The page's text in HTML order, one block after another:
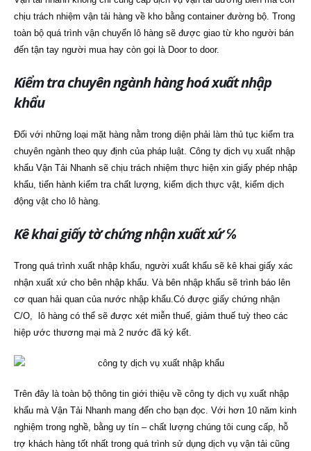
chịu trách nhiệm vận tải hàng về kho bằng container đường bộ. Trong
toàn bộ quá trình vận chuyển lô hàng sẽ được giao từ kho người bán
đến tận tay người mua hay còn gọi là Door to door.
Kiểm tra chuyên ngành hàng hoá xuất nhập
khẩu
Đối với những loại mặt hàng nằm trong diện phải làm thủ tục kiểm tra
chuyên ngành theo quy định của pháp luật. Công ty dịch vụ xuất nhập
khẩu Vận Tải Nhanh sẽ chịu trách nhiệm thực hiện xin giấy phép nhập
khẩu, tiến hành kiểm tra chất lượng, kiểm dịch thực vật, kiểm dịch
động vật cho lô hàng.
Kê khai giấy tờ chứng nhận xuất xứ ℅
Trong quá trình xuất nhập khẩu, người xuất khẩu sẽ kê khai giấy xác
nhận xuất xứ cho bên nhập khẩu. Và bên nhập khẩu sẽ trình báo lên
cơ quan hải quan của nước nhập khẩu.Có được giấy chứng nhận
C/O, lô hàng có thể sẽ được xét miễn thuế, giảm thuế tuỳ theo các
hiệp ước thương mại mà 2 nước đã ký kết.
Trên đây là toàn bộ thông tin giới thiệu về công ty dịch vụ xuất nhập
khẩu mà Vận Tải Nhanh mang đến cho bạn đọc. Với hơn 10 năm kinh
nghiệm trong nghề, bằng uy tín – chất lượng chúng tôi cung cấp, hỗ
trợ khách hàng tốt nhất trong quá trình sử dụng dịch vụ vận tải cũng